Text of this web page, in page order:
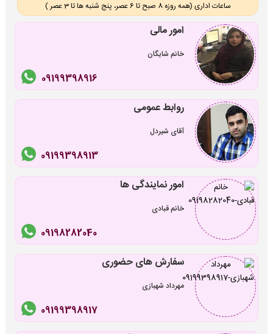
ساعات اداری (همه روزه 8 صبح تا 6 عصر، پنج شنبه ها تا 3 عصر )
امور مالی
خانم شایگان
09199398916
روابط عمومی
آقای شیردل
09199398913
امور نمایندگی ها
خانم قبادی
09198282040
سفارش های حضوری
مهرداد شهبازی
09199398917